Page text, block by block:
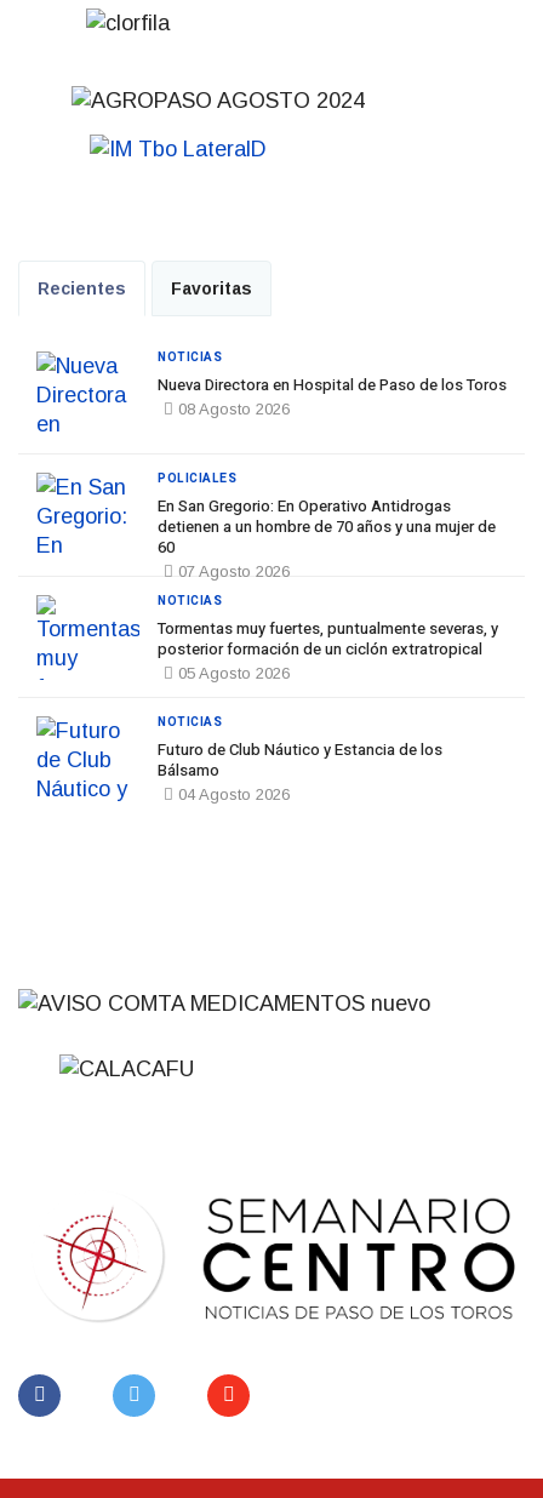
Recientes Favoritas
Nueva Directora en Hospital de Paso de los Toros
08 Agosto 2026
NOTICIAS
En San Gregorio: En Operativo Antidrogas
detienen a un hombre de 70 años y una mujer de
60
07 Agosto 2026
POLICIALES
Tormentas muy fuertes, puntualmente severas, y
posterior formación de un ciclón extratropical
05 Agosto 2026
NOTICIAS
Futuro de Club Náutico y Estancia de los
Bálsamo
04 Agosto 2026
NOTICIAS